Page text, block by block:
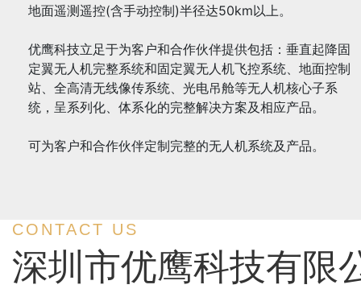
地面遥测遥控(含手动控制)半径达50km以上。
优鹰科技立足于为客户和合作伙伴提供包括：垂直起降固
定翼无人机完整系统和固定翼无人机飞控系统、地面控制
站、全高清无线像传系统、光电吊舱等无人机核心子系
统，呈系列化、体系化的完整解决方案及相应产品。
可为客户和合作伙伴定制完整的无人机系统及产品。
CONTACT US
深圳市优鹰科技有限